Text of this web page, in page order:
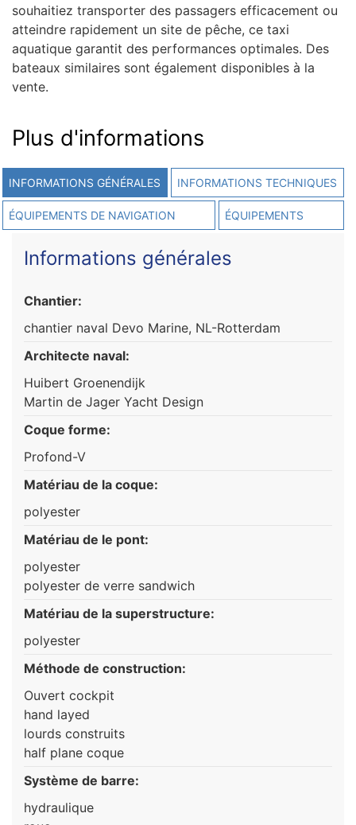
souhaitiez transporter des passagers efficacement ou
atteindre rapidement un site de pêche, ce taxi
aquatique garantit des performances optimales. Des
bateaux similaires sont également disponibles à la
vente.
Plus d'informations
INFORMATIONS GÉNÉRALES INFORMATIONS TECHNIQUES
ÉQUIPEMENTS DE NAVIGATION ÉQUIPEMENTS
Informations générales
Chantier:
chantier naval Devo Marine, NL-Rotterdam
Architecte naval:
Huibert Groenendijk
Martin de Jager Yacht Design
Coque forme:
Profond-V
Matériau de la coque:
polyester
Matériau de le pont:
polyester
polyester de verre sandwich
Matériau de la superstructure:
polyester
Méthode de construction:
Ouvert cockpit
hand layed
lourds construits
half plane coque
Système de barre:
hydraulique